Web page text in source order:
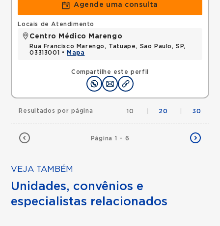
Agende uma consulta
Compartilhe este perfil
Locais de Atendimento
Centro Médico Marengo
Rua Francisco Marengo, Tatuape, Sao Paulo, SP,
03313001 •
Mapa
Página 1 - 6
Resultados por página 10 20 30
VEJA TAMBÉM
Unidades, convênios e
especialistas relacionados